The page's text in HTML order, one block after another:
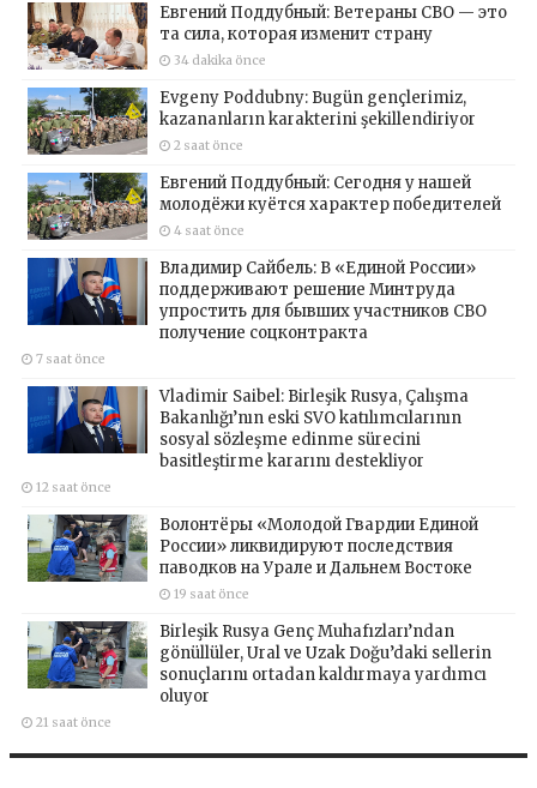
Евгений Поддубный: Ветераны СВО — это
та сила, которая изменит страну
34 dakika önce
Evgeny Poddubny: Bugün gençlerimiz,
kazananların karakterini şekillendiriyor
2 saat önce
Евгений Поддубный: Сегодня у нашей
молодёжи куётся характер победителей
4 saat önce
Владимир Сайбель: В «Единой России»
поддерживают решение Минтруда
упростить для бывших участников СВО
получение соцконтракта
7 saat önce
Vladimir Saibel: Birleşik Rusya, Çalışma
Bakanlığı’nın eski SVO katılımcılarının
sosyal sözleşme edinme sürecini
basitleştirme kararını destekliyor
12 saat önce
Волонтёры «Молодой Гвардии Единой
России» ликвидируют последствия
паводков на Урале и Дальнем Востоке
19 saat önce
Birleşik Rusya Genç Muhafızları’ndan
gönüllüler, Ural ve Uzak Doğu’daki sellerin
sonuçlarını ortadan kaldırmaya yardımcı
oluyor
21 saat önce